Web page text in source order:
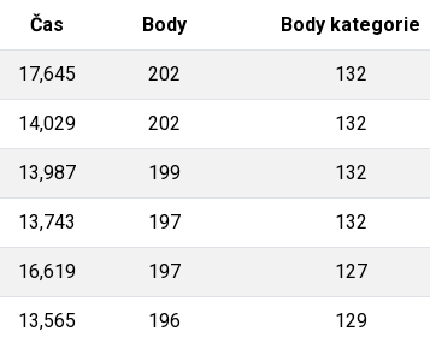
Čas Body Body kategorie
17,645 202 132
14,029 202 132
13,987 199 132
13,743 197 132
16,619 197 127
13,565 196 129